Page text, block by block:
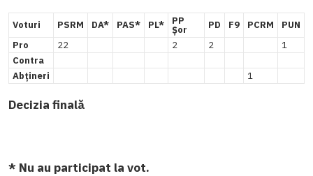
Voturi PSRM DA* PAS* PL* PP
Șor PD F9 PCRM
PUN
Pro
22 2 2
1
Contra
Abțineri
1
Decizia finală
* Nu au participat la vot.